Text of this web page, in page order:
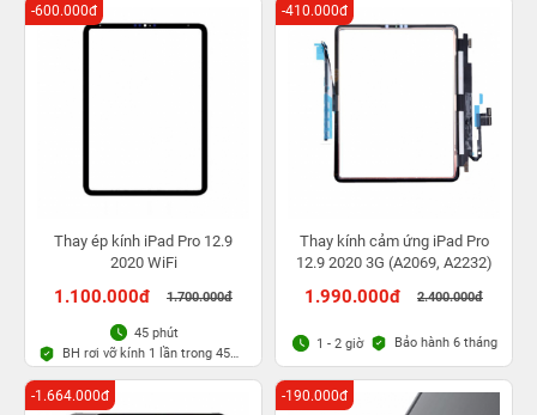
Thay ép kính iPad Pro 12.9
2020 WiFi
1.100.000đ 1.700.000đ
-600.000đ
45 phút
BH rơi vỡ kính 1 lần trong 45
ngày
Thay kính cảm ứng iPad Pro
12.9 2020 3G (A2069, A2232)
1.990.000đ 2.400.000đ
-410.000đ
1 - 2 giờ Bảo hành 6 tháng
-1.664.000đ -190.000đ